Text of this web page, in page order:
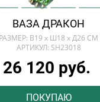
ВАЗА ДРАКОН
РАЗМЕР: В19 х Ш18 х Д26 СМ
АРТИКУЛ: SH23018
26 120 руб.
ПОКУПАЮ